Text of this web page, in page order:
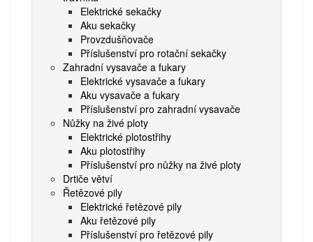
Elektrické sekačky
Aku sekačky
Provzdušňovače
Příslušenství pro rotační sekačky
Zahradní vysavače a fukary
Elektrické vysavače a fukary
Aku vysavače a fukary
Příslušenství pro zahradní vysavače
Nůžky na živé ploty
Elektrické plotostřihy
Aku plotostřihy
Příslušenství pro nůžky na živé ploty
Drtiče větví
Řetězové pily
Elektrické řetězové pily
Aku řetězové pily
Příslušenství pro řetězové pily